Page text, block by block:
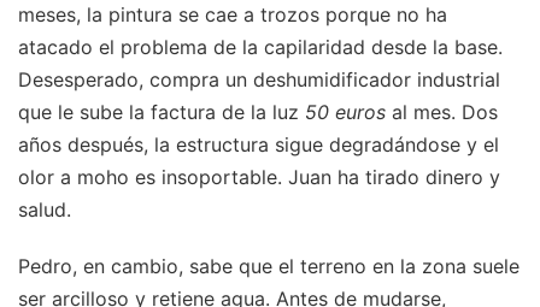
meses, la pintura se cae a trozos porque no ha
atacado el problema de la capilaridad desde la base.
Desesperado, compra un deshumidificador industrial
que le sube la factura de la luz 50 euros al mes. Dos
años después, la estructura sigue degradándose y el
olor a moho es insoportable. Juan ha tirado dinero y
salud.
Pedro, en cambio, sabe que el terreno en la zona suele
ser arcilloso y retiene agua. Antes de mudarse,